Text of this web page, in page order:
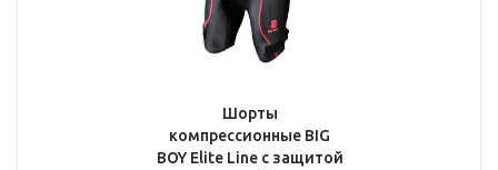
Шорты
компрессионные BIG
BOY Elite Line с защитой